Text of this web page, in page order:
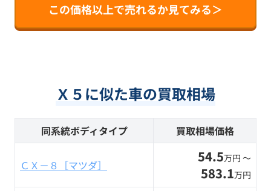
この価格以上で売れるか見てみる＞
Ｘ５に似た車の買取相場
同系統ボディタイプ 買取相場価格
ＣＸ－８［マツダ］ 54.5万円 〜
583.1万円